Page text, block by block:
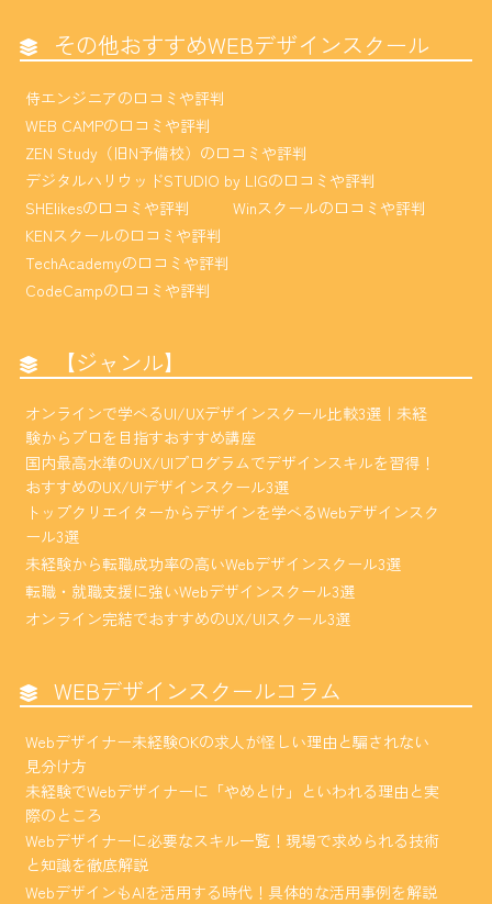
その他おすすめWEBデザインスクール
侍エンジニアの口コミや評判
WEB CAMPの口コミや評判
ZEN Study（旧N予備校）の口コミや評判
デジタルハリウッドSTUDIO by LIGの口コミや評判
SHElikesの口コミや評判
Winスクールの口コミや評判
KENスクールの口コミや評判
TechAcademyの口コミや評判
CodeCampの口コミや評判
【ジャンル】
オンラインで学べるUI/UXデザインスクール比較3選｜未経
験からプロを目指すおすすめ講座
国内最高水準のUX/UIプログラムでデザインスキルを習得！
おすすめのUX/UIデザインスクール3選
トップクリエイターからデザインを学べるWebデザインスク
ール3選
未経験から転職成功率の高いWebデザインスクール3選
転職・就職支援に強いWebデザインスクール3選
オンライン完結でおすすめのUX/UIスクール3選
WEBデザインスクールコラム
Webデザイナー未経験OKの求人が怪しい理由と騙されない
見分け方
未経験でWebデザイナーに「やめとけ」といわれる理由と実
際のところ
Webデザイナーに必要なスキル一覧！現場で求められる技術
と知識を徹底解説
WebデザインもAIを活用する時代！具体的な活用事例を解説